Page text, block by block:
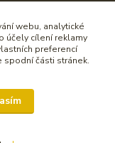
s.r.o.
webu, analytické
účely cílení reklamy
preferencí
spodní části stránek.